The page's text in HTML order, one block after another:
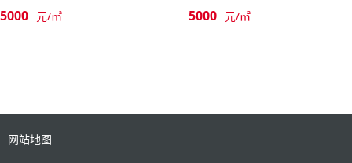
5000 元/㎡ 5000 元/㎡
网站地图